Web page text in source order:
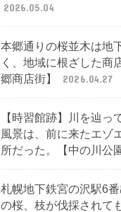
2026.05.04
本郷通りの桜並木は地
く、地域に根ざした商
郷商店街】
2026.04.27
【時習館跡】川を辿っ
風景は、前に来たエゾ
所だった。【中の川公
札幌地下鉄宮の沢駅6
の桜、枝が伐採されて